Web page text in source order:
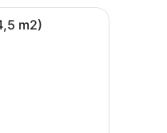
oleva polkupyörä ja kirkas
jossa on harmaa
m2)